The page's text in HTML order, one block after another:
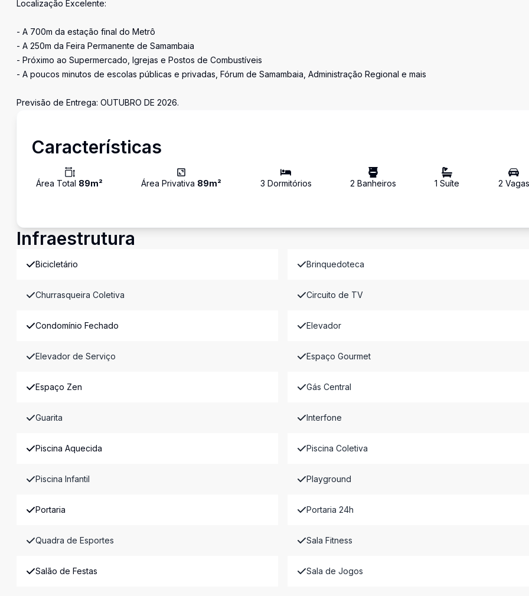
Localização Excelente:
- A 700m da estação final do Metrô
- A 250m da Feira Permanente de Samambaia
- Próximo ao Supermercado, Igrejas e Postos de Combustíveis
- A poucos minutos de escolas públicas e privadas, Fórum de Samambaia, Administração Regional e mais
Previsão de Entrega: OUTUBRO DE 2026.
Características
Área Total 89m² Área Privativa 89m² 3 Dormitórios 2 Banheiros 1 Suíte 2 Vagas
Infraestrutura
Bicicletário Brinquedoteca
Churrasqueira Coletiva Circuito de TV
Condomínio Fechado Elevador
Elevador de Serviço Espaço Gourmet
Espaço Zen Gás Central
Guarita Interfone
Piscina Aquecida Piscina Coletiva
Piscina Infantil Playground
Portaria Portaria 24h
Quadra de Esportes Sala Fitness
Salão de Festas Sala de Jogos